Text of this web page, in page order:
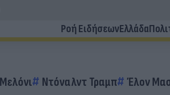
Ροή ΕιδήσεωνΕλλάδα
Ντόναλντ Τραμπ Έλον